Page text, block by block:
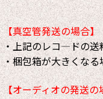
【真空管発送の場合】
・上記のレコ―ドの送
・梱包箱が大きくなる
【オーディオの発送の